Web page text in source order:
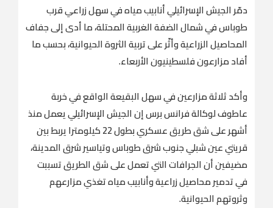
دمّر الجيش الإسرائيلي أنابيب مياه في سهل زراعي قرب
طوباس في شمال الضفة الغربية المحتلة، ما أدى إلى جفاف
المحاصيل الزراعية وأثّر على تربية الثروة الحيوانية، بحسب ما
أفاد مزارعون فلسطينيون الأربعاء.
وأكد ثلاثة مزارعين في سهل البقيعة الواقع في خربة
عاطوف لوكالة فرانس برس إن الجيش الإسرائيلي يعمل منذ
أشهر على شق طريق عسكري بطول 22 كيلومترا يربط بين
قريتي عين شبلي جنوب شرق طوباس وتياسير شرق المدينة،
مضيفين أن الجرافات التي تعمل على شق الطريق تسببت
في تدمير محاصيل زراعية وأنابيب مياه تغذي مزارعهم
وثروتهم الحيوانية.